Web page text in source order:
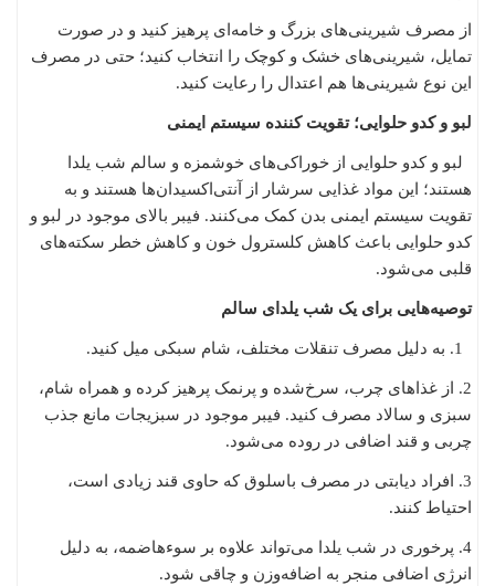
از مصرف شیرینی‌های بزرگ و خامه‌ای پرهیز کنید و در صورت
تمایل، شیرینی‌های خشک و کوچک را انتخاب کنید؛ حتی در مصرف
این نوع شیرینی‌ها هم اعتدال را رعایت کنید.
لبو و کدو حلوایی؛ تقویت کننده سیستم ایمنی
لبو و کدو حلوایی از خوراکی‌های خوشمزه و سالم شب یلدا
هستند؛ این مواد غذایی سرشار از آنتی‌اکسیدان‌ها هستند و به
تقویت سیستم ایمنی بدن کمک می‌کنند. فیبر بالای موجود در لبو و
کدو حلوایی باعث کاهش کلسترول خون و کاهش خطر سکته‌های
قلبی می‌شود.
توصیه‌هایی برای یک شب یلدای سالم
2. از غذاهای چرب، سرخ‌شده و پرنمک پرهیز کرده و همراه شام،
سبزی و سالاد مصرف کنید. فیبر موجود در سبزیجات مانع جذب
چربی و قند اضافی در روده می‌شود.
3. افراد دیابتی در مصرف باسلوق که حاوی قند زیادی است،
احتیاط کنند.
4. پرخوری در شب یلدا می‌تواند علاوه بر سوءهاضمه، به دلیل
انرژی اضافی منجر به اضافه‌وزن و چاقی شود.